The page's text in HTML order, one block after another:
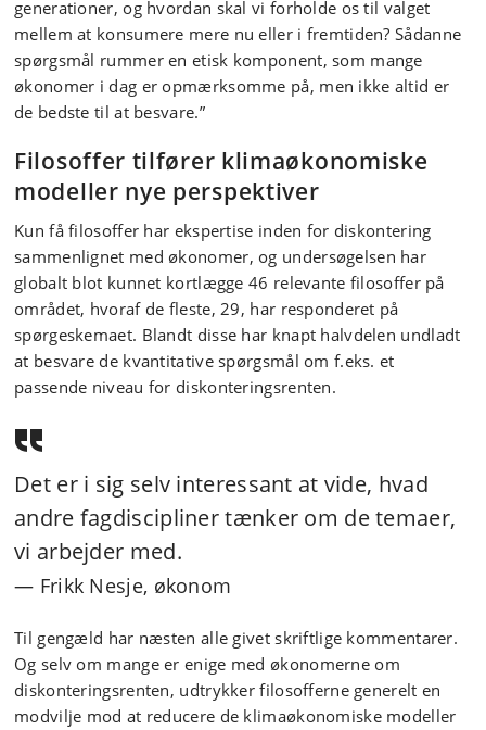
generationer, og hvordan skal vi forholde os til valget
mellem at konsumere mere nu eller i fremtiden? Sådanne
spørgsmål rummer en etisk komponent, som mange
økonomer i dag er opmærksomme på, men ikke altid er
de bedste til at besvare.”
Filosoffer tilfører klimaøkonomiske
modeller nye perspektiver
Kun få filosoffer har ekspertise inden for diskontering
sammenlignet med økonomer, og undersøgelsen har
globalt blot kunnet kortlægge 46 relevante filosoffer på
området, hvoraf de fleste, 29, har responderet på
spørgeskemaet. Blandt disse har knapt halvdelen undladt
at besvare de kvantitative spørgsmål om f.eks. et
passende niveau for diskonteringsrenten.
Det er i sig selv interessant at vide, hvad
andre fagdiscipliner tænker om de temaer,
vi arbejder med.
Frikk Nesje, økonom
Til gengæld har næsten alle givet skriftlige kommentarer.
Og selv om mange er enige med økonomerne om
diskonteringsrenten, udtrykker filosofferne generelt en
modvilje mod at reducere de klimaøkonomiske modeller